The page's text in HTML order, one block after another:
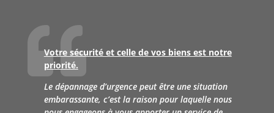
Votre sécurité et celle de vos biens est notre
priorité.
Le dépannage d’urgence peut être une situation
embarassante, c’est la raison pour laquelle nous
